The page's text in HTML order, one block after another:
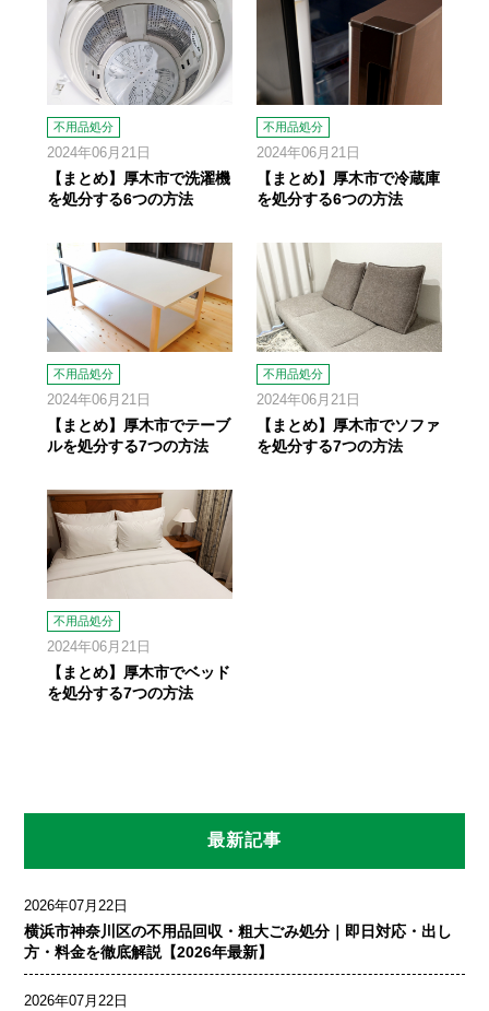
不用品処分
2024年06月21日
【まとめ】厚木市で洗濯機
を処分する6つの方法
不用品処分
2024年06月21日
【まとめ】厚木市で冷蔵庫
を処分する6つの方法
不用品処分
2024年06月21日
【まとめ】厚木市でテーブ
ルを処分する7つの方法
不用品処分
2024年06月21日
【まとめ】厚木市でソファ
を処分する7つの方法
不用品処分
2024年06月21日
【まとめ】厚木市でベッド
を処分する7つの方法
最新記事
2026年07月22日
横浜市神奈川区の不用品回収・粗大ごみ処分｜即日対応・出し
方・料金を徹底解説【2026年最新】
2026年07月22日